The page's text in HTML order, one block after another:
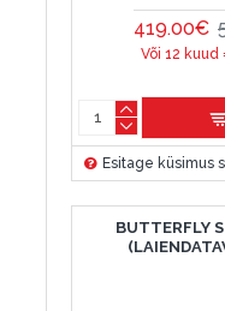
419.00€
Või 12 kuud
Esitage küsimus
BUTTERFLY